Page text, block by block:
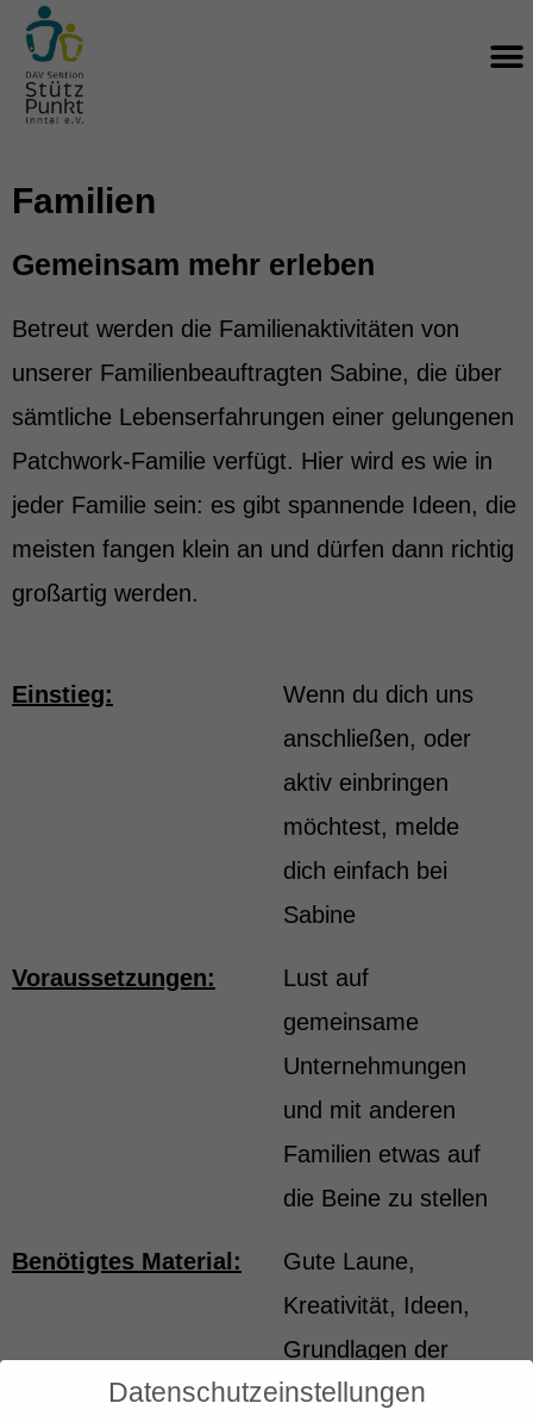
Zum
Inhalt
springen
Familien
Gemeinsam mehr erleben
Betreut werden die Familienaktivitäten von
unserer Familienbeauftragten Sabine, die über
sämtliche Lebenserfahrungen einer gelungenen
Patchwork-Familie verfügt. Hier wird es wie in
jeder Familie sein: es gibt spannende Ideen, die
meisten fangen klein an und dürfen dann richtig
großartig werden.
Einstieg:
Wenn du dich uns
anschließen, oder
aktiv einbringen
möchtest, melde
dich einfach bei
Sabine
Voraussetzungen:
Lust auf
gemeinsame
Unternehmungen
und mit anderen
Familien etwas auf
die Beine zu stellen
Benötigtes Material:
Gute Laune,
Kreativität, Ideen,
Grundlagen der
Demokratie
Datenschutzeinstellungen